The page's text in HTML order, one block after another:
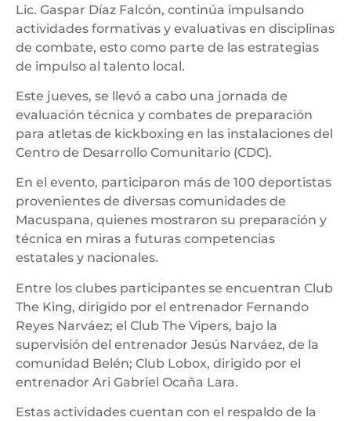
Lic. Gaspar Díaz Falcón, continúa impulsando
actividades formativas y evaluativas en disciplinas
de combate, esto como parte de las estrategias
de impulso al talento local.
Este jueves, se llevó a cabo una jornada de
evaluación técnica y combates de preparación
para atletas de kickboxing en las instalaciones del
Centro de Desarrollo Comunitario (CDC).
En el evento, participaron más de 100 deportistas
provenientes de diversas comunidades de
Macuspana, quienes mostraron su preparación y
técnica en miras a futuras competencias
estatales y nacionales.
Entre los clubes participantes se encuentran Club
The King, dirigido por el entrenador Fernando
Reyes Narváez; el Club The Vipers, bajo la
supervisión del entrenador Jesús Narváez, de la
comunidad Belén; Club Lobox, dirigido por el
entrenador Ari Gabriel Ocaña Lara.
Estas actividades cuentan con el respaldo de la